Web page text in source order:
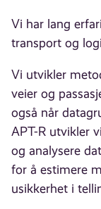
Vi har lang
transport og
Vi utvikler
veier og
også når
APT-R utvikler
og analysere
for å estimere
usikkerhet i